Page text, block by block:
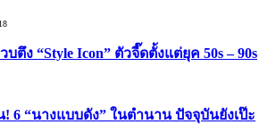
ตึง “Style Icon” ตัวจี๊ดตั้งแต่ยุค 50s – 90s
6 “นางแบบดัง” ในตำนาน ปัจจุบันยังเป๊ะ